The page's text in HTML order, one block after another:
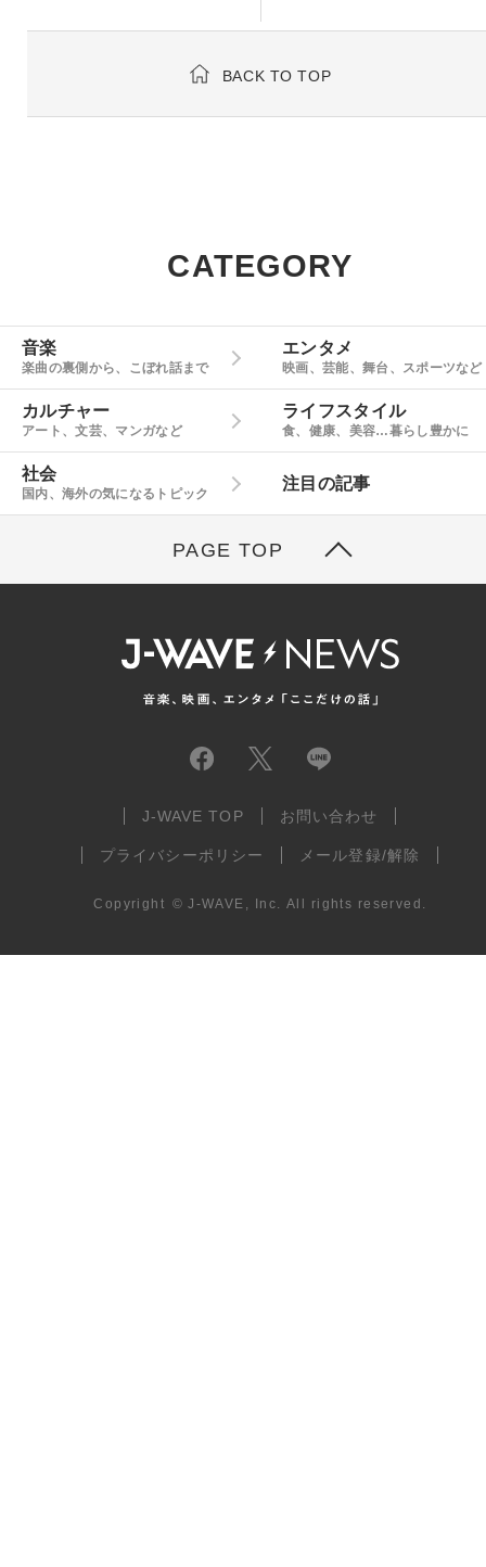
BACK TO TOP
CATEGORY
音楽
楽曲の裏側から、こぼれ話まで
エンタメ
映画、芸能、舞台、スポーツなど
カルチャー
アート、文芸、マンガなど
ライフスタイル
食、健康、美容…暮らし豊かに
社会
国内、海外の気になるトピック
注目の記事
PAGE TOP
J-WAVE TOP お問い合わせ
プライバシーポリシー メール登録/解除
Copyright © J-WAVE, Inc. All rights reserved.